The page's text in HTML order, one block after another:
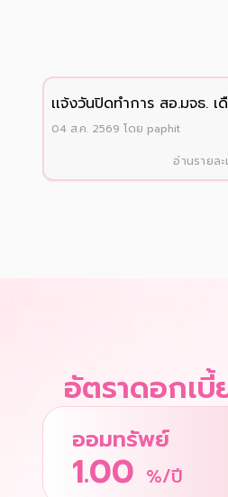
เเจ้งวันปิดทำการ สอ.มจธ. เ
สิงหาคม 2569
04 ส.ค. 2569 โดย paphit
อ่านรายล
อัตราดอกเ
ออมทรัพย์
1.00 %/ปี